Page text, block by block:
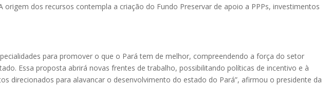
origem dos recursos contempla a criação do Fundo Preservar de apoio a PPPs, investimentos
para promover o que o Pará tem de melhor, compreendendo a força do setor
Essa proposta abrirá novas frentes de trabalho, possibilitando políticas de incentivo e à
direcionados para alavancar o desenvolvimento do estado do Pará”, afirmou o presidente da